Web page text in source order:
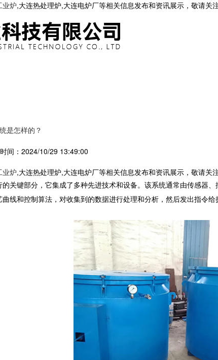
业炉,大连热处理炉,大连电炉厂等相关信息发布和资讯展示，敬请关
是怎样的？
间：2024/10/29 13:49:00
业炉,大连热处理炉,大连电炉厂等相关信息发布和资讯展示，敬请关
关键部分，它集成了多种先进技术和设备。该系统通常由传感器
线和控制算法，对收集到的数据进行处理和分析，然后发出指令